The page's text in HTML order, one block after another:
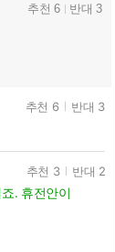
추천 6 반대 3
추천 6 반대 3
. 휴전안이
추천 3 반대 2